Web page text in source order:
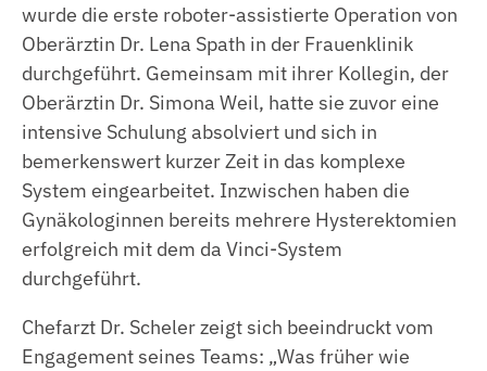
wurde die erste roboter-assistierte Operation von
Oberärztin Dr. Lena Spath in der Frauenklinik
durchgeführt. Gemeinsam mit ihrer Kollegin, der
Oberärztin Dr. Simona Weil, hatte sie zuvor eine
intensive Schulung absolviert und sich in
bemerkenswert kurzer Zeit in das komplexe
System eingearbeitet. Inzwischen haben die
Gynäkologinnen bereits mehrere Hysterektomien
erfolgreich mit dem da Vinci-System
durchgeführt.
Chefarzt Dr. Scheler zeigt sich beeindruckt vom
Engagement seines Teams: „Was früher wie